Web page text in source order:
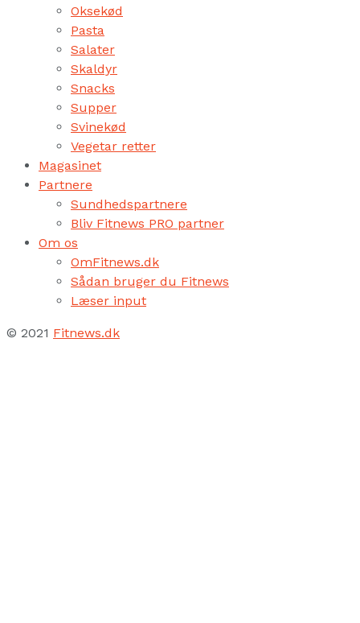
Oksekød
Pasta
Salater
Skaldyr
Snacks
Supper
Svinekød
Vegetar retter
Magasinet
Partnere
Sundhedspartnere
Bliv Fitnews PRO partner
Om os
OmFitnews.dk
Sådan bruger du Fitnews
Læser input
© 2021 Fitnews.dk